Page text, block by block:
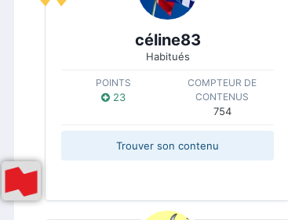
céline83
Habitués
POINTS
23
COMPTEUR DE
CONTENUS
754
Trouver son contenu